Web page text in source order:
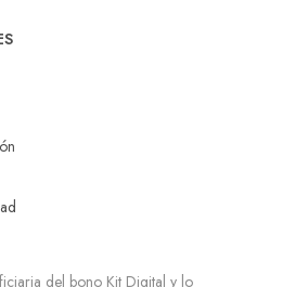
del bono Kit Digital y lo